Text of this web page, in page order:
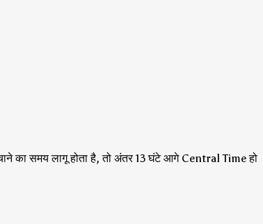
का समय लागू होता है, तो अंतर 13 घंटे आगे Central Time हो